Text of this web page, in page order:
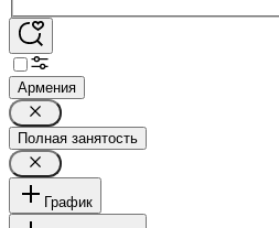
Армения
Полная занятость
График